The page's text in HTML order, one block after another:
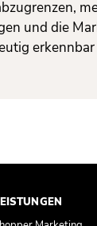
und die
erkennbar